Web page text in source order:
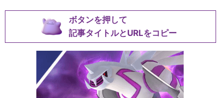
ボタンを押して
記事タイトルとURLをコピー